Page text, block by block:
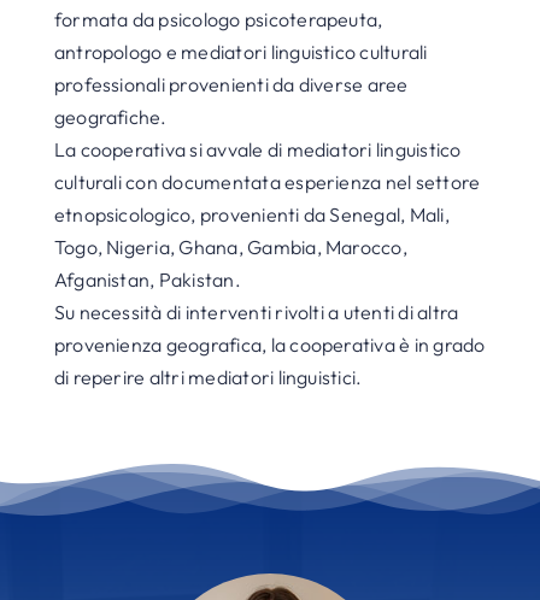
formata da psicologo psicoterapeuta,
antropologo e mediatori linguistico culturali
professionali provenienti da diverse aree
geografiche.
La cooperativa si avvale di mediatori linguistico
culturali con documentata esperienza nel settore
etnopsicologico, provenienti da Senegal, Mali,
Togo, Nigeria, Ghana, Gambia, Marocco,
Afganistan, Pakistan.
Su necessità di interventi rivolti a utenti di altra
provenienza geografica, la cooperativa è in grado
di reperire altri mediatori linguistici.